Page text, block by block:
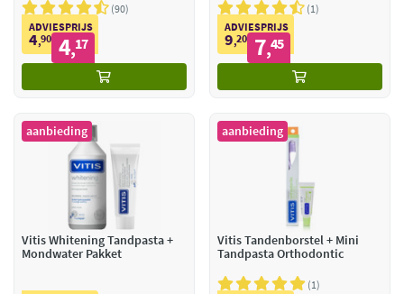
90
ADVIESPRIJS
4,90 4,17
1
ADVIESPRIJS
9,20 7,45
aanbieding
Vitis Whitening Tandpasta +
Mondwater Pakket
aanbieding
Vitis Tandenborstel + Mini
Tandpasta Orthodontic
1